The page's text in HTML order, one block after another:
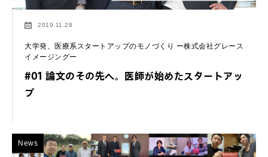
2019.11.28
大学発、医療系スタートアップのモノづくり ー株式会社グレース
イメージングー
#01 論文のその先へ。医師が始めたスタートアッ
プ
News